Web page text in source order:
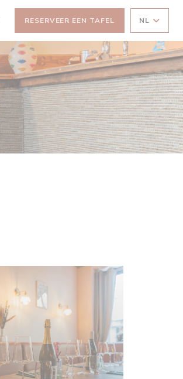
RESERVEER EEN TAFEL NL